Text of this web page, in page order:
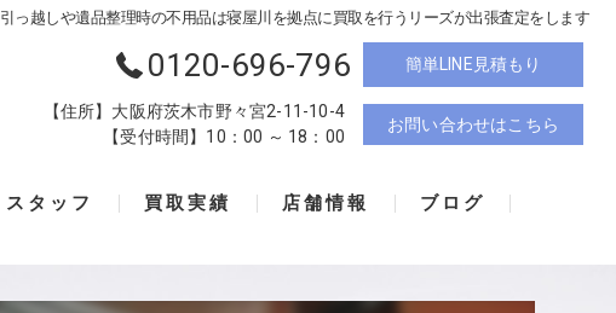
引っ越しや遺品整理時の不用品は寝屋川を拠点に買取を行うリーズが出張査定をします
0120-696-796 簡単LINE見積もり
【住所】大阪府茨木市野々宮2-11-10-4
【受付時間】10：00 ～ 18：00
お問い合わせはこちら
スタッフ 買取実績 店舗情報 ブログ